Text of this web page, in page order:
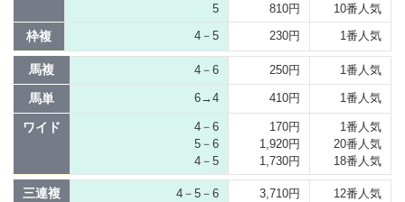
5
810円
10番人気
枠複 4－5 230円 1番人気
馬複 4－6 250円 1番人気
馬単 6→4 410円 1番人気
ワイド
4－6
5－6
4－5
170円
1,920円
1,730円
1番人気
20番人気
18番人気
三連複 4－5－6 3,710円 12番人気